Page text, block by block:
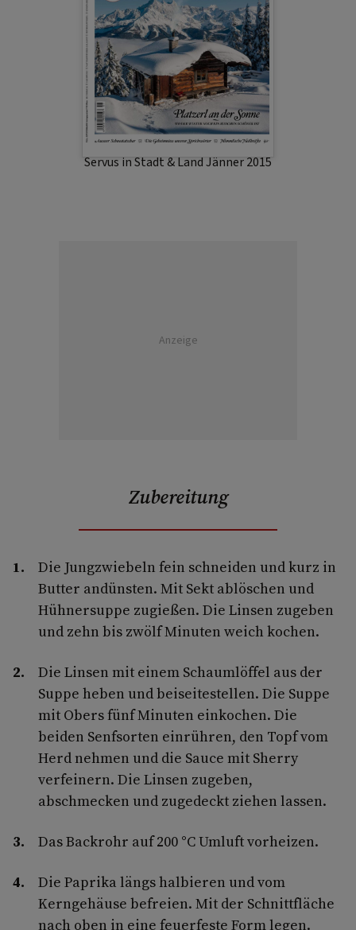
Servus in Stadt & Land Jänner 2015
Anzeige
Zubereitung
Die Jungzwiebeln fein schneiden und kurz in
Butter andünsten. Mit Sekt ablöschen und
Hühnersuppe zugießen. Die Linsen zugeben
und zehn bis zwölf Minuten weich kochen.
Die Linsen mit einem Schaumlöffel aus der
Suppe heben und beiseitestellen. Die Suppe
mit Obers fünf Minuten einkochen. Die
beiden Senfsorten einrühren, den Topf vom
Herd nehmen und die Sauce mit Sherry
verfeinern. Die Linsen zugeben,
abschmecken und zugedeckt ziehen lassen.
Das Backrohr auf 200 °C Umluft vorheizen.
Die Paprika längs halbieren und vom
Kerngehäuse befreien. Mit der Schnittfläche
nach oben in eine feuerfeste Form legen.